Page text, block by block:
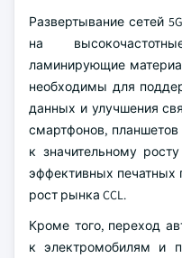
Развертывание сетей
на
ламинирующие
необходимы для
данных и улучшения
смартфонов,
к значительному
эффективных печатных
рост рынка CCL.
Кроме того, переход
к электромобилям и